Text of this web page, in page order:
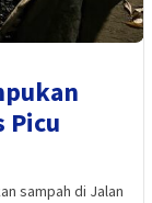
Picu
sampah di Jalan